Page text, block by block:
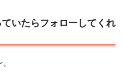
いたらフォローしてくれ